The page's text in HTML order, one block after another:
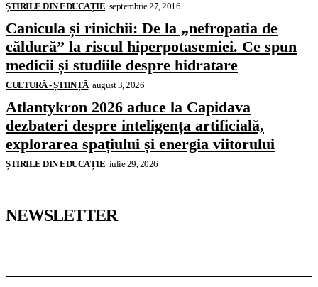
ȘTIRILE DIN EDUCAȚIE septembrie 27, 2016
Canicula și rinichii: De la „nefropatia de
căldură” la riscul hiperpotasemiei. Ce spun
medicii și studiile despre hidratare
CULTURĂ - ȘTIINȚĂ august 3, 2026
Atlantykron 2026 aduce la Capidava
dezbateri despre inteligența artificială,
explorarea spațiului și energia viitorului
ȘTIRILE DIN EDUCAȚIE iulie 29, 2026
NEWSLETTER